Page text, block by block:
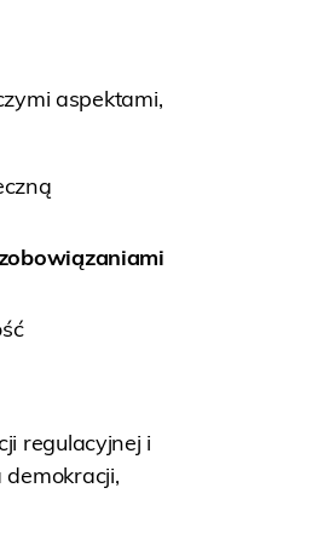
aspektami,
regulacyjnej i